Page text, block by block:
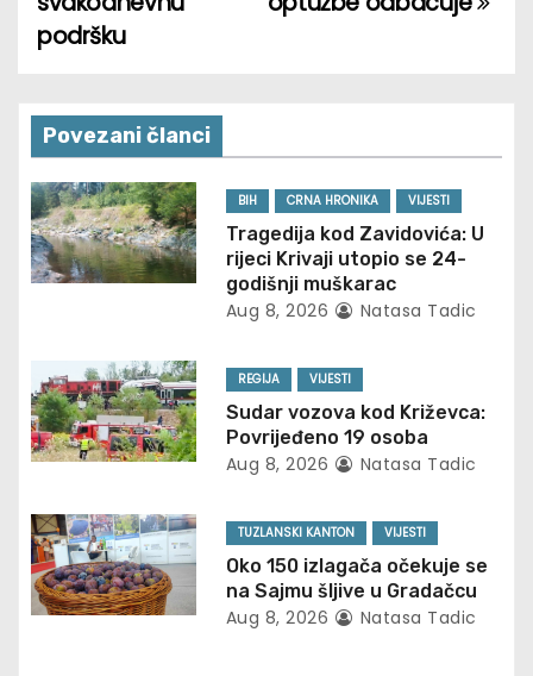
n
v
i
g
a
i
o
podršku
Povezani članci
BIH CRNA HRONIKA VIJESTI
Tragedija kod Zavidovića: U
rijeci Krivaji utopio se 24-
godišnji muškarac
Aug 8, 2026 Natasa Tadic
REGIJA VIJESTI
Sudar vozova kod Križevca:
Povrijeđeno 19 osoba
Aug 8, 2026 Natasa Tadic
TUZLANSKI KANTON VIJESTI
Oko 150 izlagača očekuje se
na Sajmu šljive u Gradačcu
Aug 8, 2026 Natasa Tadic